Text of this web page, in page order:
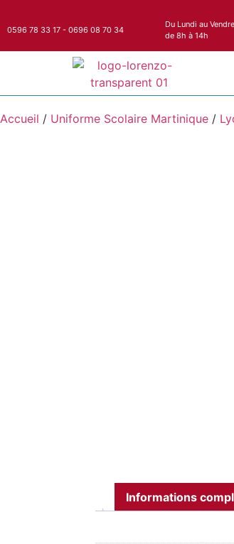
0596 78 33 17 - 0696 08 70 34
Du Lundi au
de 8h à 14h
Accueil / Uniforme Scolaire Martinique /
Informations